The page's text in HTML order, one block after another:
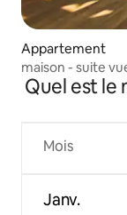
Appartement
maison - suite
Quel est le
Mois
Janv.